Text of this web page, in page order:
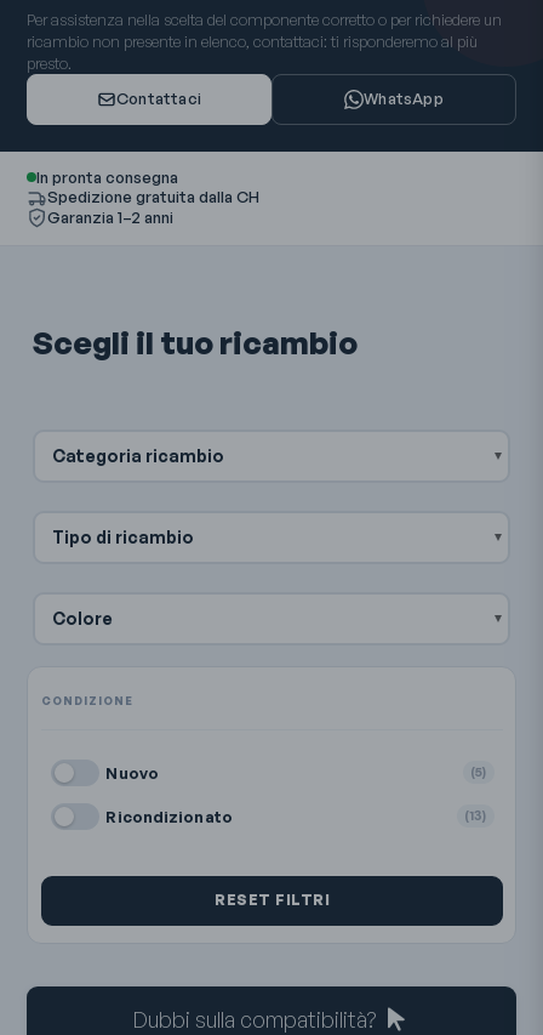
Per assistenza nella scelta del componente corretto o per richiedere un
ricambio non presente in elenco, contattaci: ti risponderemo al più
presto.
Contattaci
WhatsApp
In pronta consegna
Spedizione gratuita dalla CH
Garanzia 1–2 anni
Scegli il tuo ricambio
Categoria ricambio
Tipo di ricambio
Colore
Nuovo (5)
Ricondizionato (13)
RESET FILTRI
Dubbi sulla compatibilità?